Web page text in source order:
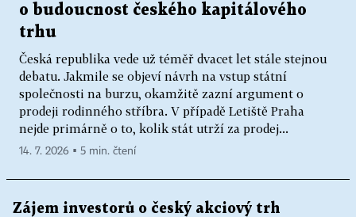
o budoucnost českého kapitálového
trhu
Česká republika vede už téměř dvacet let stále stejnou
debatu. Jakmile se objeví návrh na vstup státní
společnosti na burzu, okamžitě zazní argument o
prodeji rodinného stříbra. V případě Letiště Praha
nejde primárně o to, kolik stát utrží za prodej...
14. 7. 2026 ▪ 5 min. čtení
Zájem investorů o český akciový trh